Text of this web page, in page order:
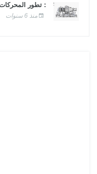
: تطور
منذ 6 سنوات